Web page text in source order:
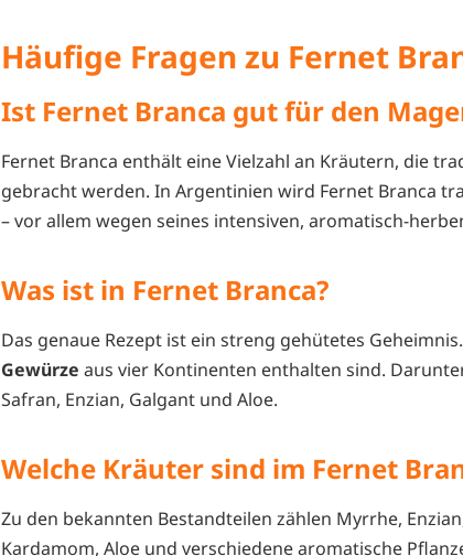
Häufige Fragen zu Fernet
Ist Fernet Branca gut für den
Fernet Branca enthält eine Vielzahl an Kräutern, die
gebracht werden. In Argentinien wird Fernet Branca
– vor allem wegen seines intensiven, aromatisch-
Was ist in Fernet Branca?
Das genaue Rezept ist ein streng gehütetes
Gewürze aus vier Kontinenten enthalten sind.
Safran, Enzian, Galgant und Aloe.
Welche Kräuter sind im Fernet
Zu den bekannten Bestandteilen zählen Myrrhe,
Kardamom, Aloe und verschiedene aromatische